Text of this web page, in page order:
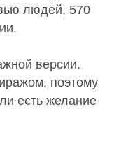
людей, 570
версии.
поэтому
есть желание